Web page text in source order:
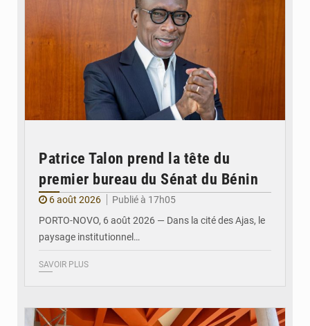
Patrice Talon prend la tête du
premier bureau du Sénat du Bénin
6 août 2026
Publié à 17h05
PORTO-NOVO, 6 août 2026 — Dans la cité des Ajas, le
paysage institutionnel…
SAVOIR PLUS